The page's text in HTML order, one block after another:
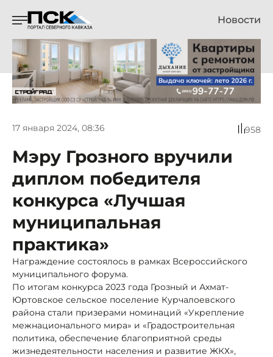
Новости
17 января 2024, 08:36 958
Мэру Грозного вручили
диплом победителя
конкурса «Лучшая
муниципальная
практика»
Награждение состоялось в рамках Всероссийского
муниципального форума.
По итогам конкурса 2023 года Грозный и Ахмат-
Юртовское сельское поселение Курчалоевского
района стали призерами номинаций «Укрепление
межнационального мира» и «Градостроительная
политика, обеспечение благоприятной среды
жизнедеятельности населения и развитие ЖКХ»,